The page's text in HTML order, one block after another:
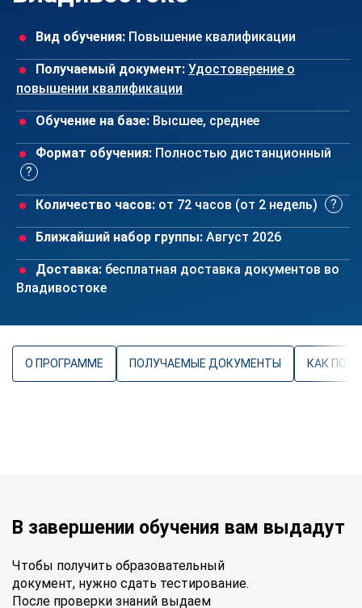
Вид обучения: Повышение квалификации
Получаемый документ: Удостоверение о
повышении квалификации
Обучение на базе: Высшее, среднее
Формат обучения: Полностью дистанционный
Количество часов: от 72 часов (от 2 недель)
Ближайший набор группы: Август 2026
Доставка: бесплатная доставка документов во
Владивостоке
О ПРОГРАММЕ ПОЛУЧАЕМЫЕ ДОКУМЕНТЫ КАК
В завершении обучения вам выдадут
Чтобы получить образовательный
документ, нужно сдать тестирование.
После проверки знаний выдаем